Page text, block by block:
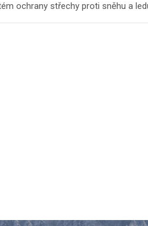
ochrany střechy proti sněhu a